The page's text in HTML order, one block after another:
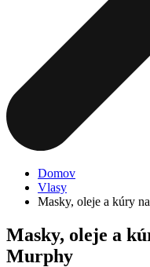
Domov
Vlasy
Masky, oleje a kúry
Masky, oleje a
Murphy